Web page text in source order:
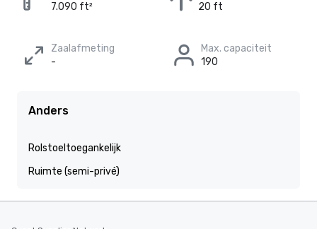
7.090 ft²
20 ft
Zaalafmeting
-
Max. capaciteit
190
Anders
Rolstoeltoegankelijk
Ruimte (semi-privé)